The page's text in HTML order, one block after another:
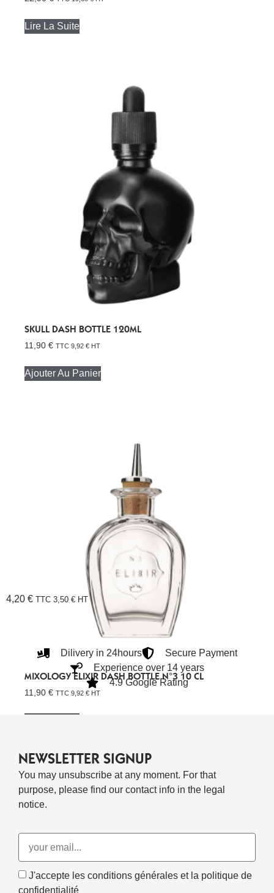
Lire La Suite
SKULL DASH BOTTLE 120ML
11,90 € TTC 9,92 € HT
Ajouter Au Panier
MIXOLOGY ELIXIR DASH BOTTLE N°3 10 CL
11,90 € TTC 9,92 € HT
4,20 € TTC 3,50 € HT
Dilivery in 24hours
Secure Payment
Experience over 14 years
4.9 Google Rating
NEWSLETTER SIGNUP
You may unsubscribe at any moment. For that
purpose, please find our contact info in the legal
notice.
J'accepte les conditions générales et la politique de
confidentialité